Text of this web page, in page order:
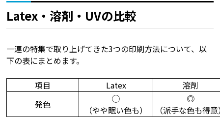
Latex・溶剤・UVの比較
一連の特集で取り上げてきた3つの印刷方法について、以
下の表にまとめます。
項目 Latex
溶剤
発色
◯
（やや眠い色も）
◎
（派手な色も得